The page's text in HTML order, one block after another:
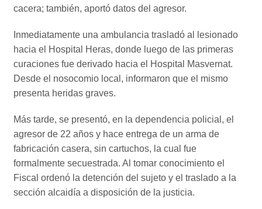
cacera; también, aportó datos del agresor.
Inmediatamente una ambulancia trasladó al lesionado
hacia el Hospital Heras, donde luego de las primeras
curaciones fue derivado hacia el Hospital Masvernat.
Desde el nosocomio local, informaron que el mismo
presenta heridas graves.
Más tarde, se presentó, en la dependencia policial, el
agresor de 22 años y hace entrega de un arma de
fabricación casera, sin cartuchos, la cual fue
formalmente secuestrada. Al tomar conocimiento el
Fiscal ordenó la detención del sujeto y el traslado a la
sección alcaidía a disposición de la justicia.